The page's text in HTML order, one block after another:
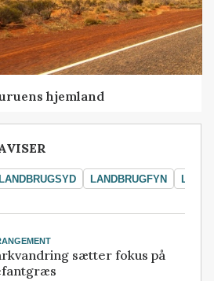
hjemland
LANDBRUGSYD LANDBRUGFYN
sætter fokus på